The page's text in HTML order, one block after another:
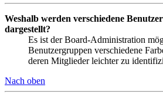
Weshalb werden verschiedene
dargestellt?
Es ist der Board-Administration
Benutzergruppen verschiedene
deren Mitglieder leichter zu
Nach oben